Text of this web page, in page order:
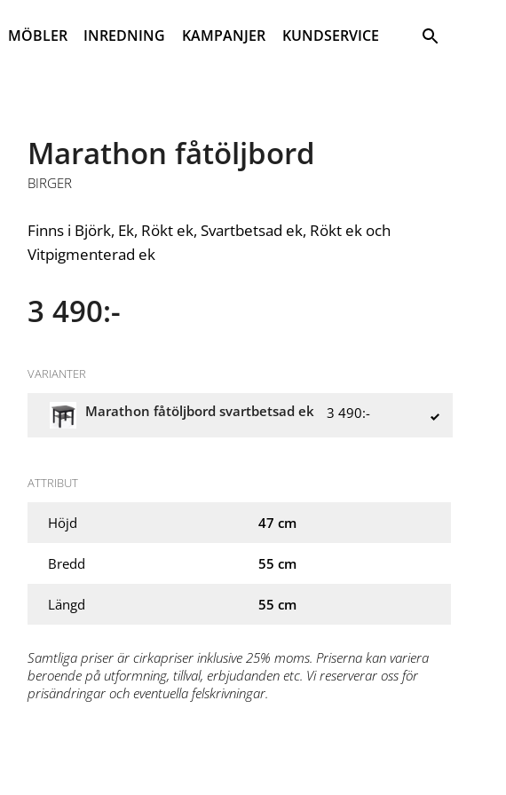
MÖBLER INREDNING KAMPANJER KUNDSERVICE Sök
Marathon fåtöljbord
BIRGER
Finns i Björk, Ek, Rökt ek, Svartbetsad ek, Rökt ek och
Vitpigmenterad ek
3 490:-
VARIANTER
Marathon fåtöljbord svartbetsad ek 3 490:-
ATTRIBUT
Höjd 47 cm
Bredd 55 cm
Längd 55 cm
Samtliga priser är cirkapriser inklusive 25% moms. Priserna kan variera
beroende på utformning, tillval, erbjudanden etc. Vi reserverar oss för
prisändringar och eventuella felskrivningar.